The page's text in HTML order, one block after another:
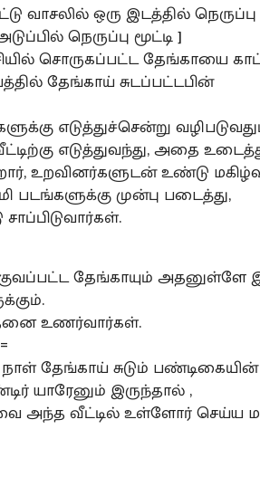
ஒரு இடத்தில் நெருப்பு
நெருப்பு மூட்டி ]
சொருகப்பட்ட தேங்காயை
தேங்காய் சுடப்பட்டபின்
எடுத்துச்சென்று
எடுத்துவந்து, அதை
உறவினர்களுடன் உண்டு
படங்களுக்கு முன்பு படைத்து,
தேங்காயும் அதனுள்ளே
உணர்வார்கள்.
தேங்காய் சுடும்
யாரேனும் இருந்தால் ,
அந்த வீட்டில் உள்ளோர் செய்ய